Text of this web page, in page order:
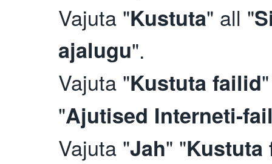
Vajuta "Kustuta" all "
ajalugu".
Vajuta "Kustuta failid
"Ajutised Interneti-
Vajuta "Jah" "Kustuta